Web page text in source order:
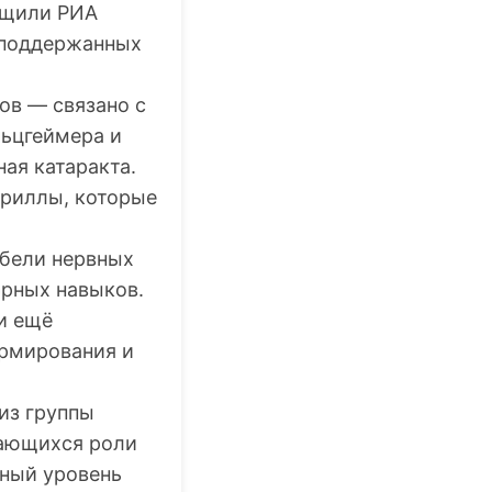
РИА
— связано с
и
катаракта.
которые
нервных
навыков.
ещё
и
группы
роли
уровень